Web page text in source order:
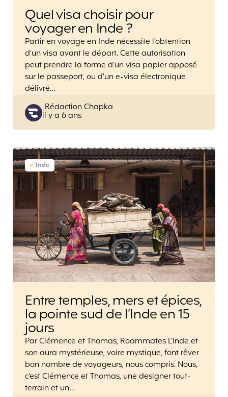
Quel visa choisir pour
voyager en Inde ?
Partir en voyage en Inde nécessite l’obtention
d’un visa avant le départ. Cette autorisation
peut prendre la forme d’un visa papier apposé
sur le passeport, ou d’un e-visa électronique
délivré…
Posted
by
Rédaction Chapka
il y a 6 ans
Inde
Entre temples, mers et épices,
la pointe sud de l’Inde en 15
jours
Par Clémence et Thomas, Roammates L’Inde et
son aura mystérieuse, voire mystique, font rêver
bon nombre de voyageurs, nous compris. Nous,
c’est Clémence et Thomas, une designer tout-
terrain et un…